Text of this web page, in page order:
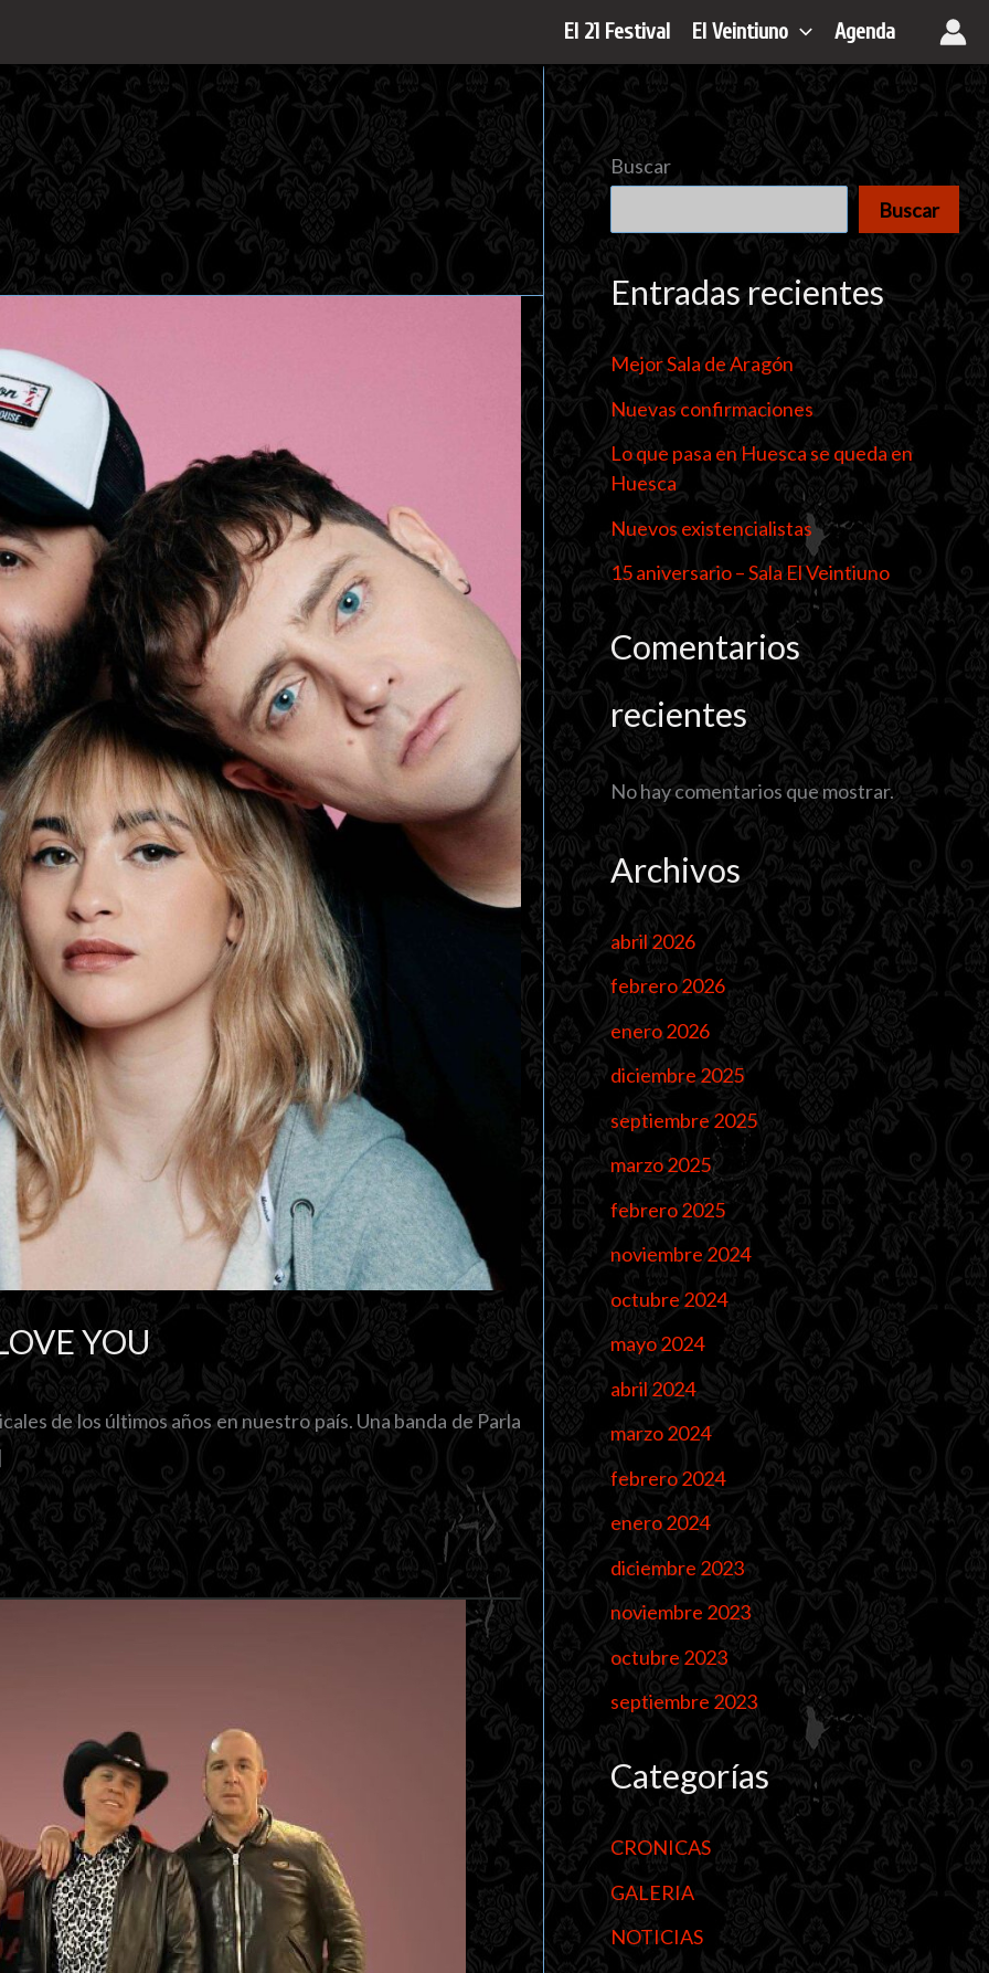
El 21 Festival El Veintiuno Agenda
YOU
de los últimos años en nuestro país. Una banda de Parla
Buscar
Buscar
Entradas recientes
Mejor Sala de Aragón
Nuevas confirmaciones
Lo que pasa en Huesca se queda en
Huesca
Nuevos existencialistas
15 aniversario – Sala El Veintiuno
Comentarios
recientes
No hay comentarios que mostrar.
Archivos
abril 2026
febrero 2026
enero 2026
diciembre 2025
septiembre 2025
marzo 2025
febrero 2025
noviembre 2024
octubre 2024
mayo 2024
abril 2024
marzo 2024
febrero 2024
enero 2024
diciembre 2023
noviembre 2023
octubre 2023
septiembre 2023
Categorías
CRONICAS
GALERIA
NOTICIAS